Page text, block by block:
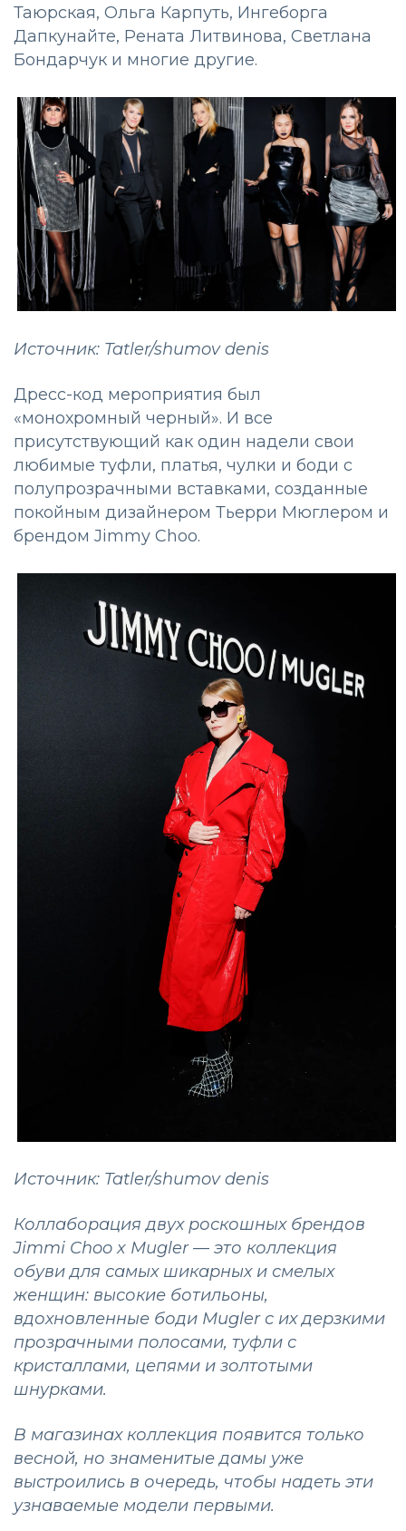
Таюрская, Ольга Карпуть, Ингеборга
Дапкунайте, Рената Литвинова, Светлана
Бондарчук и многие другие.
Источник: Tatler/shumov denis
Дресс-код мероприятия был
«монохромный черный». И все
присутствующий как один надели свои
любимые туфли, платья, чулки и боди с
полупрозрачными вставками, созданные
покойным дизайнером Тьерри Мюглером и
брендом Jimmy Choo.
Источник: Tatler/shumov denis
Коллаборация двух роскошных брендов
Jimmi Choo x Mugler — это коллекция
обуви для самых шикарных и смелых
женщин: высокие ботильоны,
вдохновленные боди Mugler с их дерзкими
прозрачными полосами, туфли с
кристаллами, цепями и золтотыми
шнурками.
В магазинах коллекция появится только
весной, но знаменитые дамы уже
выстроились в очередь, чтобы надеть эти
узнаваемые модели первыми.